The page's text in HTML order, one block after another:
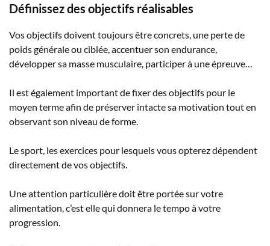
Définissez des objectifs réalisables
Vos objectifs doivent toujours être concrets, une perte de
poids générale ou ciblée, accentuer son endurance,
développer sa masse musculaire, participer à une épreuve…
Il est également important de fixer des objectifs pour le
moyen terme afin de préserver intacte sa motivation tout en
observant son niveau de forme.
Le sport, les exercices pour lesquels vous opterez dépendent
directement de vos objectifs.
Une attention particulière doit être portée sur votre
alimentation, c’est elle qui donnera le tempo à votre
progression.